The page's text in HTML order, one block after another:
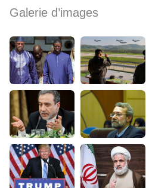
Galerie d’images